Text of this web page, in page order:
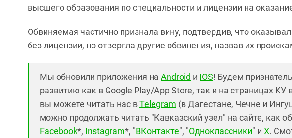
высшего образования по специальности и лицензии на
Обвиняемая частично признала вину, подтвердив, что
без лицензии, но отвергла другие обвинения, назвав их
Мы обновили приложения на Android и IOS! Будем
развитию как в Google Play/App Store, так и на страницах КУ
вы можете читать нас вTelegram (в Дагестане, Чечне и
можно продолжать читать "Кавказский узел" на сайте, как
Facebook*, Instagram*, "ВКонтакте", "Одноклассники" и X.